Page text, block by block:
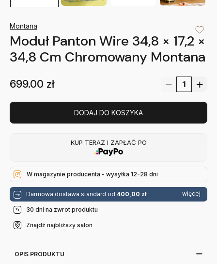
Montana
Moduł Panton Wire 34,8 × 17,2 ×
34,8 Cm Chromowany Montana
699.00 zł
DODAJ DO KOSZYKA
KUP TERAZ I ZAPŁAĆ PO
W magazynie producenta - wysyłka 12-28 dni
Darmowa dostawa standard od 400,00 zł więcej
30 dni na zwrot produktu
Znajdź najbliższy salon
OPIS PRODUKTU